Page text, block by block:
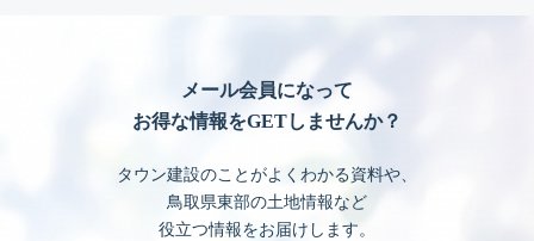
メール会員になって
お得な情報をGETしませんか？
タウン建設のことがよくわかる資料や、
鳥取県東部の土地情報など
役立つ情報をお届けします。